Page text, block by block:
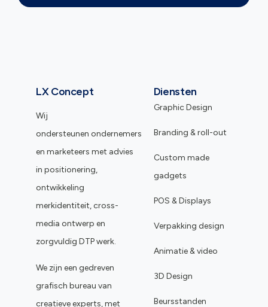
LX Concept
Wij
ondersteunen ondernemers
en marketeers met advies
in positionering,
ontwikkeling
merkidentiteit, cross-
media ontwerp en
zorgvuldig DTP werk.
We zijn een gedreven
grafisch bureau van
creatieve experts, met
Diensten
Graphic Design
Branding & roll-out
Custom made
gadgets
POS & Displays
Verpakking design
Animatie & video
3D Design
Beursstanden